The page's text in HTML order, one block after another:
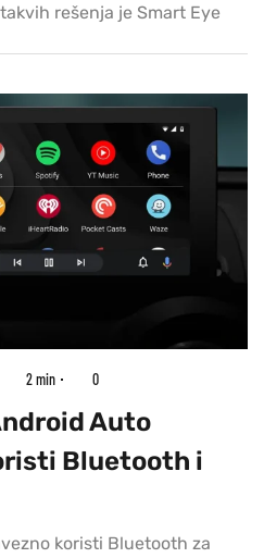
rešenja je Smart Eye
2 min 0
Auto
Bluetooth i
koristi Bluetooth za